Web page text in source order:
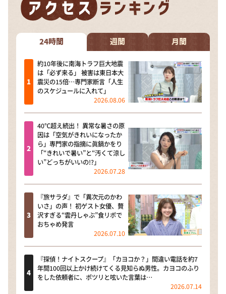
24時間 週間 月間
約10年後に南海トラフ巨大地震
は「必ず来る」 被害は東日本大
震災の15倍…専門家断言「人生
のスケジュールに入れて」
2026.08.06
40℃超え続出！ 異常な暑さの原
因は「空気がきれいになったか
ら」専門家の指摘に眞鍋かをり
「“きれいで暑い”と“汚くて涼し
い”どっちがいいの!?」
2026.07.28
『旅サラダ』で「異次元のかわ
いさ」の声！ 初ゲスト女優、贅
沢すぎる“雲丹しゃぶ”食リポで
おちゃめ発言
2026.07.10
『探偵！ナイトスクープ』「カヨコか？」間違い電話を約7
年間100回以上かけ続けてくる見知らぬ男性。カヨコのふり
をした依頼者に、ポツリと呟いた言葉は…
2026.07.14